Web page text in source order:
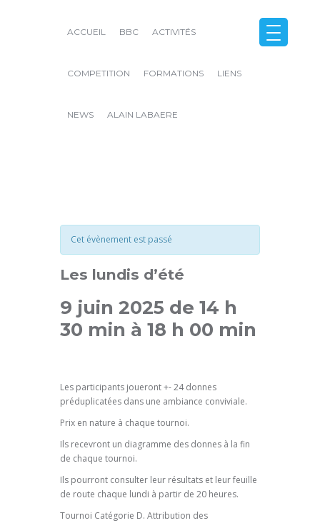
ACCUEIL BBC ACTIVITÉS
COMPETITION FORMATIONS LIENS
NEWS ALAIN LABAERE
Cet évènement est passé
Les lundis d’été
9 juin 2025 de 14 h
30 min à 18 h 00 min
Les participants joueront +- 24 donnes
préduplicatées dans une ambiance conviviale.
Prix en nature à chaque tournoi.
Ils recevront un diagramme des donnes à la fin
de chaque tournoi.
Ils pourront consulter leur résultats et leur feuille
de route chaque lundi à partir de 20 heures.
Tournoi Catégorie D. Attribution des